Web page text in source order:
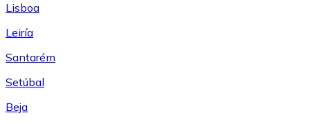
Lisboa
Leiría
Santarém
Setúbal
Beja